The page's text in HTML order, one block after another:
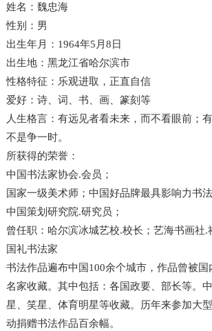
姓名：魏忠海
性别：男
出生年月：1964年5月8日
出生地：黑龙江省哈尔滨市
性格特征：乐观进取，正直自信
爱好：诗、词、书、画、篆刻等
人生格言：有远见者看未来，而不看眼前；
不是争一时。
所获得的荣誉：
中国书法家协会.会员；
国家一级美术师；中国好品牌最具影响力书法
中国策划研究院.研究员；
曾任职：哈尔滨冰城艺校.校长；艺海书画社.
国礼书法家
书法作品遍布中国100余个城市，作品曾被国
名家收藏。其中包括：各国政要、部长等。
星、笑星、体育明星等收藏。历年来参加大
动捐赠书法作品百余幅。